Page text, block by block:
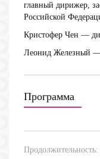
главный дирижер,
Российской
Кристофер Чен —
Леонид Железный —
Программа